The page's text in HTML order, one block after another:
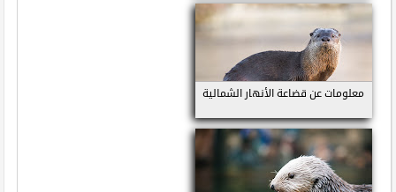
معلومات عن قضاعة الأنهار الشمالية